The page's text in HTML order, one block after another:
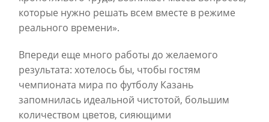
которые нужно решать всем вместе в режиме
реального времени».
Впереди еще много работы до желаемого
результата: хотелось бы, чтобы гостям
чемпионата мира по футболу Казань
запомнилась идеальной чистотой, большим
количеством цветов, сияющими